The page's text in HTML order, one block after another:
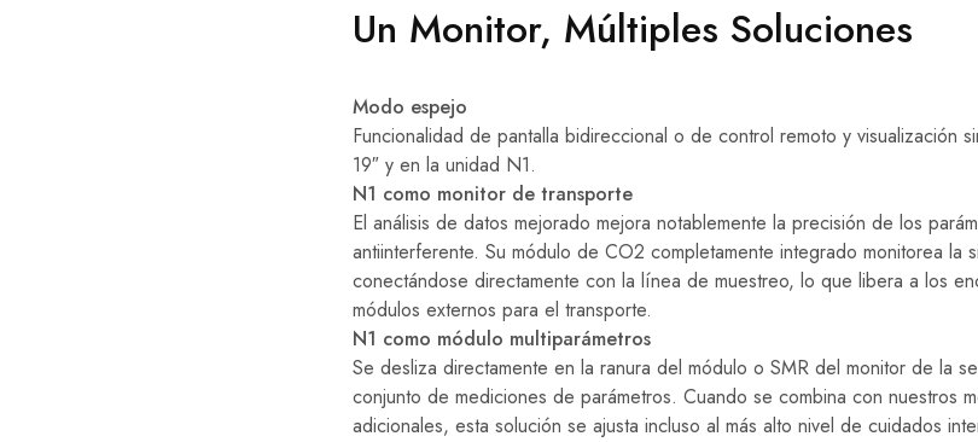
Un Monitor, Múltiples Soluciones
Modo espejo
Funcionalidad de pantalla bidireccional o de control remoto y visualización
19″ y en la unidad N1.
N1 como monitor de transporte
El análisis de datos mejorado mejora notablemente la precisión de los
antiinterferente. Su módulo de CO2 completamente integrado monitorea la
conectándose directamente con la línea de muestreo, lo que libera a los
módulos externos para el transporte.
N1 como módulo multiparámetros
Se desliza directamente en la ranura del módulo o SMR del monitor de la
conjunto de mediciones de parámetros. Cuando se combina con nuestros
adicionales, esta solución se ajusta incluso al más alto nivel de cuidados